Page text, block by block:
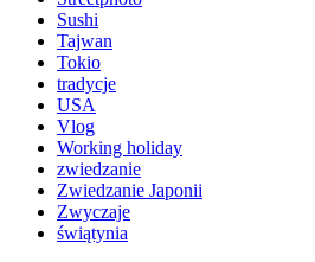
Sushi
Tajwan
Tokio
tradycje
USA
Vlog
Working holiday
zwiedzanie
Zwiedzanie Japonii
Zwyczaje
świątynia